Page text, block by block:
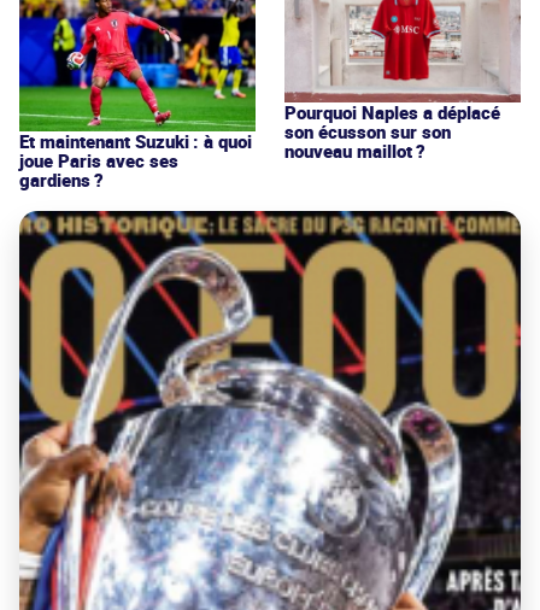
Et maintenant Suzuki : à quoi
joue Paris avec ses
gardiens ?
Pourquoi Naples a déplacé
son écusson sur son
nouveau maillot ?